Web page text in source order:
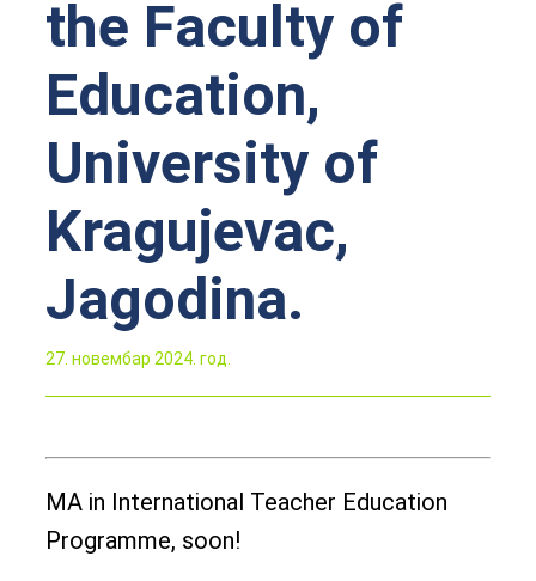
the Faculty of
Education,
University of
Kragujevac,
Jagodina.
27. новембар 2024. год.
MA in International Teacher Education
Programme, soon!